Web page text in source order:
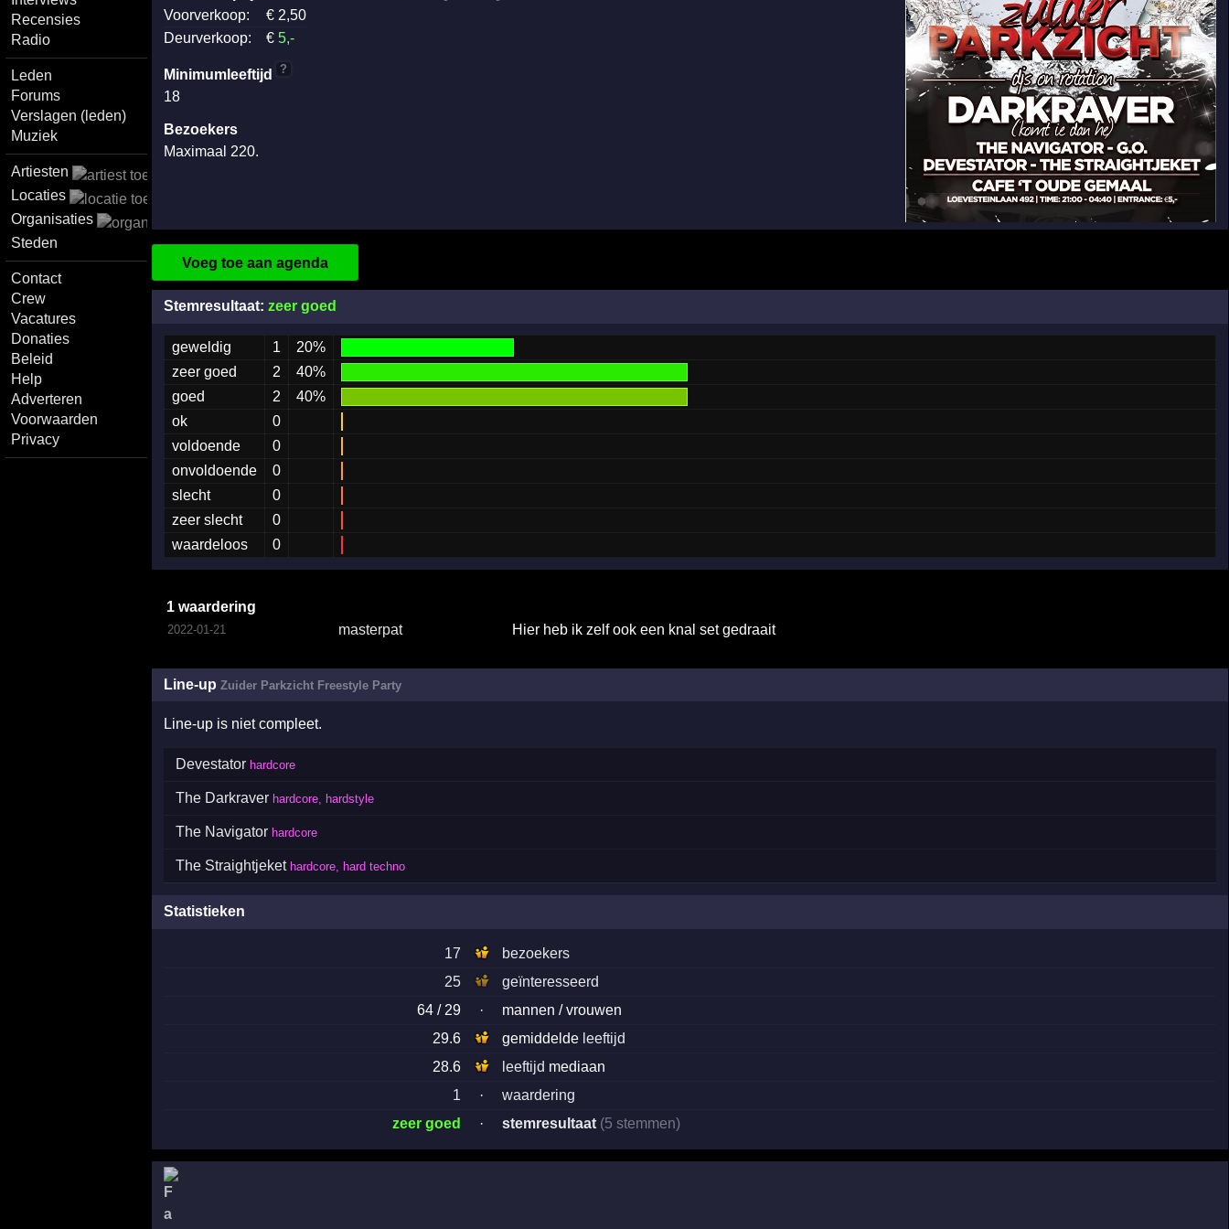
Recensies
Radio
Leden
Forums
Verslagen (leden)
Muziek
Artiesten
Locaties
Organisaties
Steden
Contact
Crew
Vacatures
Donaties
Beleid
Help
Adverteren
Voorwaarden
Privacy
Voorverkoop:
€ 2,50
Deurverkoop:
€ 5,-
Minimumleeftijd ?
18
Bezoekers
Maximaal 220.
Voeg toe aan agenda
Stemresultaat: zeer goed
geweldig 1
20%
zeer goed
2
40%
goed
2
40%
ok
0
voldoende
0
onvoldoende
0
slecht
0
zeer slecht
0
waardeloos
0
1 waardering
2022-01-21 masterpat Hier heb ik zelf ook een knal set gedraait
Line-up Zuider Parkzicht Freestyle Party
Line-up is niet compleet.
Devestator hardcore
The Darkraver hardcore, hardstyle
The Navigator hardcore
The Straightjeket hardcore, hard techno
Statistieken
17
bezoekers
25
geïnteresseerd
64 / 29
·
mannen / vrouwen
29.6
gemiddelde leeftijd
28.6
leeftijd mediaan
1
·
waardering
zeer goed
· stemresultaat (5 stemmen)